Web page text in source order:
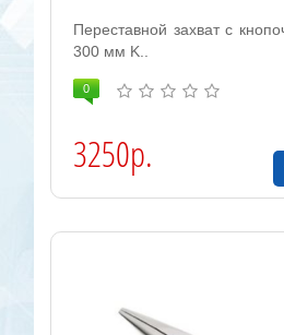
Переставной захват с
300 мм K..
0
3250р.